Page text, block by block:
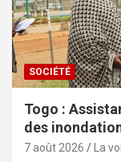
SOCIÉTÉ
Togo :
des
7 août 2026 La